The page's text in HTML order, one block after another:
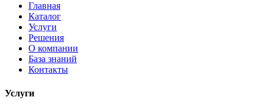
Главная
Каталог
Услуги
Решения
О компании
База знаний
Контакты
Услуги